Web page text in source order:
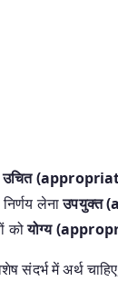
उचित
लेनाउपयुक्त
कोयोग्य
संदर्भ में अर्थ